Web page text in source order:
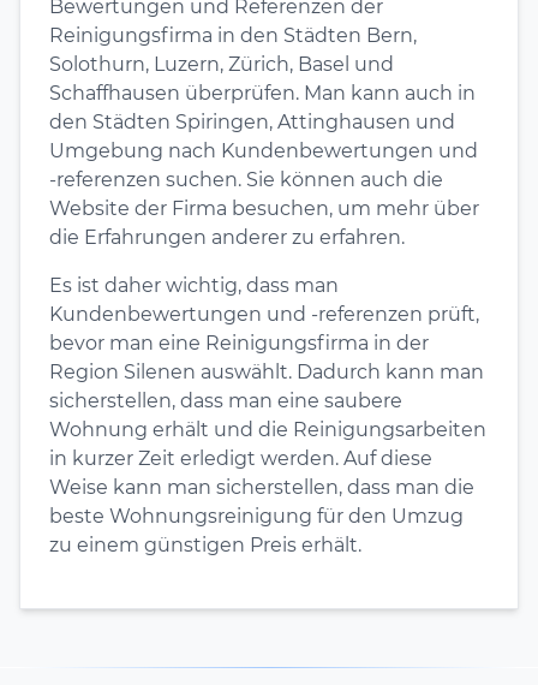
Bewertungen und Referenzen der
Reinigungsfirma in den Städten Bern,
Solothurn, Luzern, Zürich, Basel und
Schaffhausen überprüfen. Man kann auch in
den Städten Spiringen, Attinghausen und
Umgebung nach Kundenbewertungen und
-referenzen suchen. Sie können auch die
Website der Firma besuchen, um mehr über
die Erfahrungen anderer zu erfahren.
Es ist daher wichtig, dass man
Kundenbewertungen und -referenzen prüft,
bevor man eine Reinigungsfirma in der
Region Silenen auswählt. Dadurch kann man
sicherstellen, dass man eine saubere
Wohnung erhält und die Reinigungsarbeiten
in kurzer Zeit erledigt werden. Auf diese
Weise kann man sicherstellen, dass man die
beste Wohnungsreinigung für den Umzug
zu einem günstigen Preis erhält.